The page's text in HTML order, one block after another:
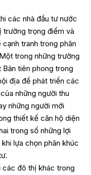
các nhà đầu tư nước
trường trọng điểm và
tranh trong phân
trong những trường
Bản tiên phong trong
địa để phát triển các
những người thu
những người mới
thiết kế căn hộ diện
trong số những lợi
lựa chọn phân khúc
các đô thị khác trong